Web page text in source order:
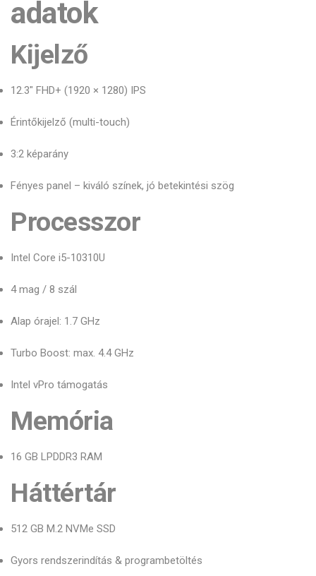
adatok
Kijelző
12.3" FHD+ (1920 × 1280) IPS
Érintőkijelző (multi-touch)
3:2 képarány
Fényes panel – kiváló színek, jó betekintési szög
Processzor
Intel Core i5-10310U
4 mag / 8 szál
Alap órajel: 1.7 GHz
Turbo Boost: max. 4.4 GHz
Intel vPro támogatás
Memória
16 GB LPDDR3 RAM
Háttértár
512 GB M.2 NVMe SSD
Gyors rendszerindítás & programbetöltés